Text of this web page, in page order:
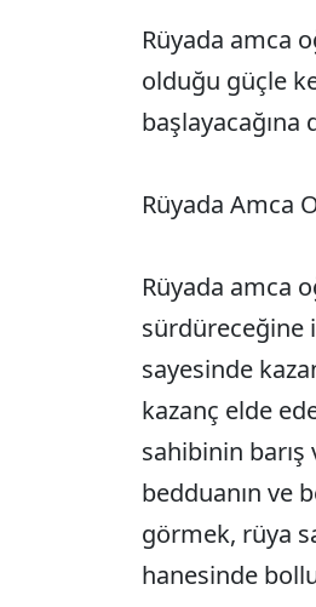
Rüyada amca
olduğu güçle
başlayacağına
Rüyada Amca
Rüyada amca
sürdüreceğine
sayesinde
kazanç elde
sahibinin
bedduanın ve
görmek, rüya
hanesinde